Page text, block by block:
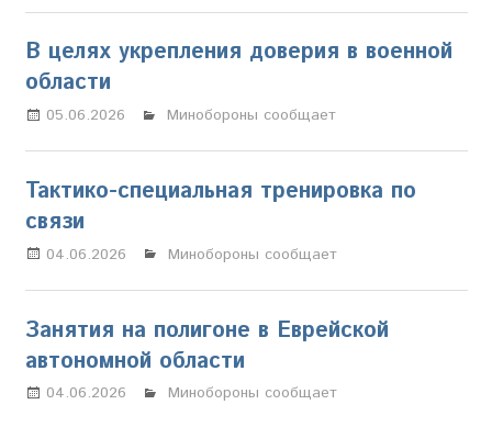
В целях укрепления доверия в военной
области
05.06.2026 Марина Щербакова
Минобороны сообщает
Тактико-специальная тренировка по
связи
04.06.2026 Марина Щербакова
Минобороны сообщает
Занятия на полигоне в Еврейской
автономной области
04.06.2026 Марина Щербакова
Минобороны сообщает